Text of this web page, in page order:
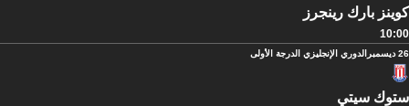
كوينز بارك رينجرز
10:00
26 ديسمبر الدوري الإنجليزي الدرجة الأولى
ستوك سيتي